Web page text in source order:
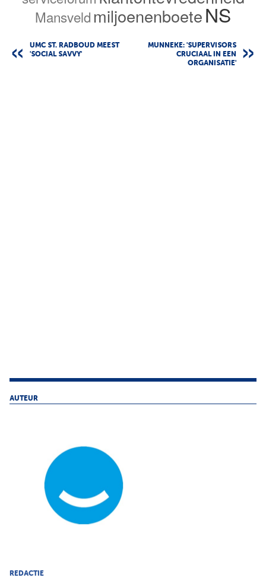
Mansveld miljoenenboeteNS
UMC ST. RADBOUD MEEST
'SOCIAL SAVVY'
MUNNEKE: 'SUPERVISORS
CRUCIAAL IN EEN
ORGANISATIE'
AUTEUR
REDACTIE